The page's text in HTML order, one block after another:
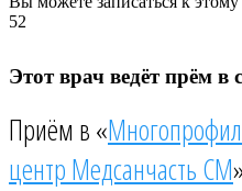
52
Этот врач ведёт прём
Приём в «
центр Медсанчасть СМ